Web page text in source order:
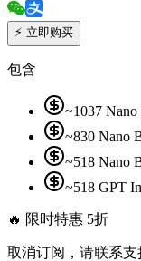
⚡ 立即购买
包含
~1037 Nano
~830 Nano
~518 Nano
~518 GPT
🔥 限时特惠 5折
取消订阅，请联系支